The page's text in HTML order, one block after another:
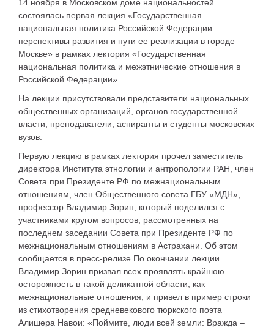
14 ноября в Московском доме национальностей
состоялась первая лекция «Государственная
национальная политика Российской Федерации:
перспективы развития и пути ее реализации в городе
Москве» в рамках лектория «Государственная
национальная политика и межэтнические отношения в
Российской Федерации».
На лекции присутствовали представители национальных
общественных организаций, органов государственной
власти, преподаватели, аспиранты и студенты московских
вузов.
Первую лекцию в рамках лектория прочел заместитель
директора Института этнологии и антропологии РАН, член
Совета при Президенте РФ по межнациональным
отношениям, член Общественного совета ГБУ «МДН»,
профессор Владимир Зорин, который поделился с
участниками кругом вопросов, рассмотренных на
последнем заседании Совета при Президенте РФ по
межнациональным отношениям в Астрахани. Об этом
сообщается в пресс-релизе.По окончании лекции
Владимир Зорин призвал всех проявлять крайнюю
осторожность в такой деликатной области, как
межнациональные отношения, и привел в пример строки
из стихотворения средневекового тюркского поэта
Алишера Навои: «Поймите, люди всей земли: Вражда –